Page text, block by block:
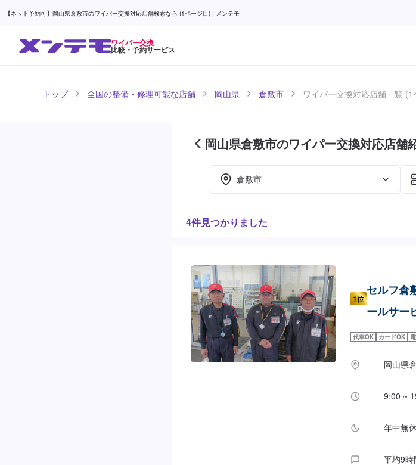
【ネット予約可】岡山県倉敷市のワイパー交換対応店舗検索なら (1ページ目) | メンテモ
ワイパー交換
比較・予約サービス
トップ 全国の整備・修理可能な店舗 岡山県 倉敷市 ワイパー交換対応店舗一覧 (1
岡山県倉敷市のワイパー交換対応店舗
倉敷市
4件見つかりました
1位
セルフ倉
ールサー
代車OK カードOK
岡山県
9:00 ~
年中無
平均9